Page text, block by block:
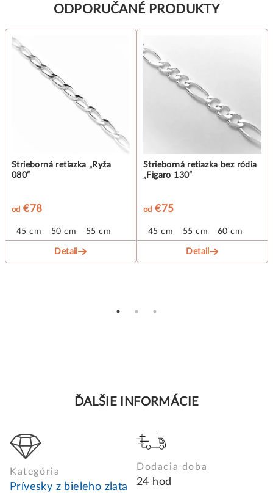
ODPORUČANÉ PRODUKTY
Strieborná retiazka „Ryža
080“
od €78
45 cm 50 cm 55 cm
Detail
Strieborná retiazka bez ródia
„Figaro 130“
od €75
45 cm 55 cm 60 cm
Detail
ĎALŠIE INFORMÁCIE
Kategória
Prívesky z bieleho zlata
Dodacia doba
24 hod